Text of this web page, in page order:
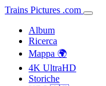
Trains Pictures .com
Album
Ricerca
Mappa 🌍
4K UltraHD
Storiche